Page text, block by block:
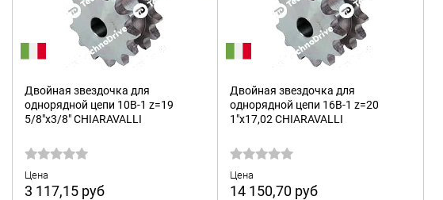
Двойная звездочка для
однорядной цепи 10B-1 z=19
5/8"x3/8" CHIARAVALLI
Цена
3 117,15 руб
Двойная звездочка для
однорядной цепи 16B-1 z=20
1"x17,02 CHIARAVALLI
Цена
14 150,70 руб